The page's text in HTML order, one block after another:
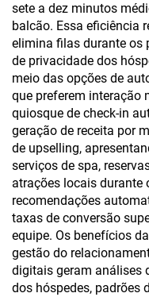
sete a dez minutos
balcão. Essa eficiência
elimina filas durante os
de privacidade dos
meio das opções de
que preferem interação
quiosque de check-in
geração de receita por
de upselling,
serviços de spa,
atrações locais durante
recomendações
taxas de conversão
equipe. Os benefícios
gestão do
digitais geram análises
dos hóspedes, padrões